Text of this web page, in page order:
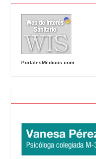
PortalesMedicos.com